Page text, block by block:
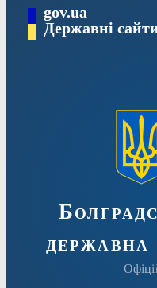
Перейтиgov.ua
Державні
державна